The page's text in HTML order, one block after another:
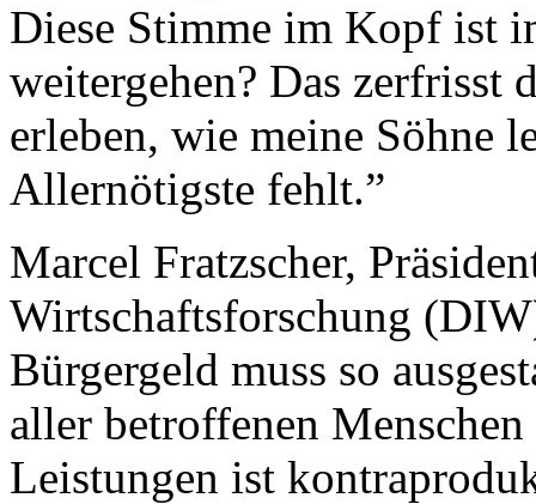
Diese Stimme im Kopf ist
weitergehen? Das zerfrisst
erleben, wie meine Söhne
Allernötigste fehlt.”
Marcel Fratzscher,
Wirtschaftsforschung
Bürgergeld muss so
aller betroffenen
Leistungen ist